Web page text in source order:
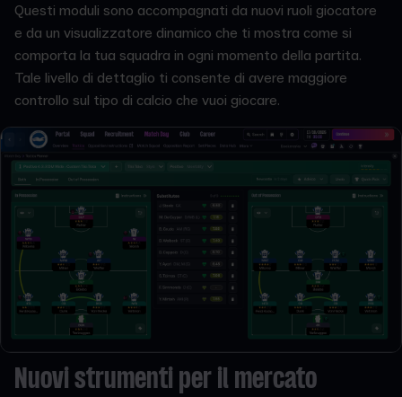
Questi moduli sono accompagnati da nuovi ruoli giocatore
e da un visualizzatore dinamico che ti mostra come si
comporta la tua squadra in ogni momento della partita.
Tale livello di dettaglio ti consente di avere maggiore
controllo sul tipo di calcio che vuoi giocare.
Nuovi strumenti per il mercato